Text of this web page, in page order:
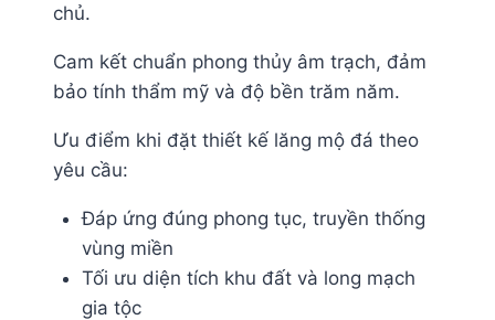
chủ.
Cam kết chuẩn phong thủy âm trạch, đảm
bảo tính thẩm mỹ và độ bền trăm năm.
Ưu điểm khi đặt thiết kế lăng mộ đá theo
yêu cầu:
Đáp ứng đúng phong tục, truyền thống
vùng miền
Tối ưu diện tích khu đất và long mạch
gia tộc